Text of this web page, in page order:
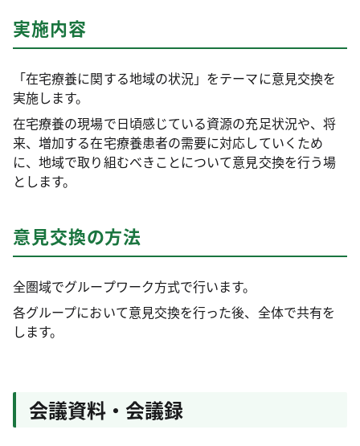
実施内容
「在宅療養に関する地域の状況」をテーマに意見交換を
実施します。
在宅療養の現場で日頃感じている資源の充足状況や、将
来、増加する在宅療養患者の需要に対応していくため
に、地域で取り組むべきことについて意見交換を行う場
とします。
意見交換の方法
全圏域でグループワーク方式で行います。
各グループにおいて意見交換を行った後、全体で共有を
します。
会議資料・会議録